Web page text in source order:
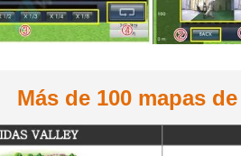
Más de 100 mapas